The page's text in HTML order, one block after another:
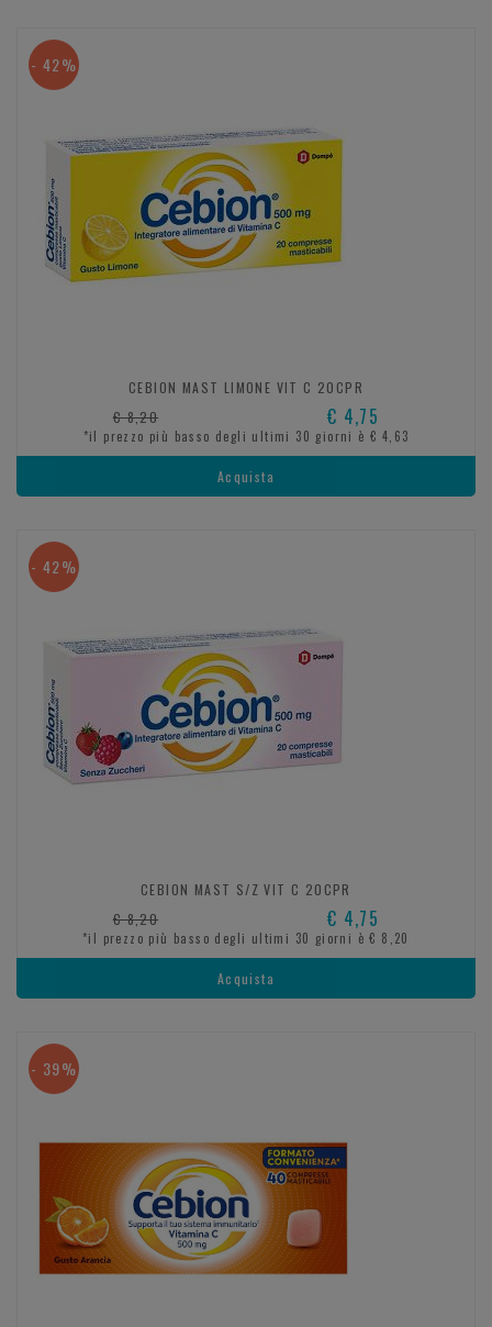
CEBION MAST LIMONE VIT C 20CPR
- 42%
€ 8,20 € 4,75
*il prezzo più basso degli ultimi 30 giorni è € 4,63
Acquista
CEBION MAST S/Z VIT C 20CPR
- 42%
€ 8,20 € 4,75
*il prezzo più basso degli ultimi 30 giorni è € 8,20
Acquista
- 39%